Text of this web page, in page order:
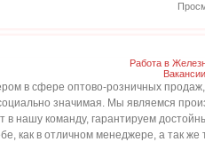
Работа в
Вакансии
в сфере оптово-розничных
значимая. Мы являемся
в нашу команду, гарантируем
как в отличном менеджере, а так